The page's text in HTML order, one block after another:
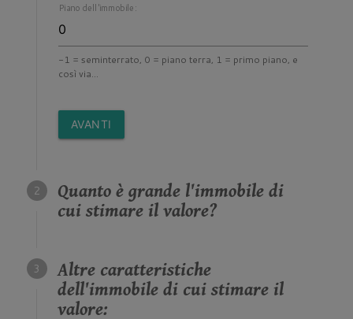
Piano dell'immobile:
-1 = seminterrato, 0 = piano terra, 1 = primo piano, e
così via...
AVANTI
Quanto è grande l'immobile di
cui stimare il valore?
Altre caratteristiche
dell'immobile di cui stimare il
valore: